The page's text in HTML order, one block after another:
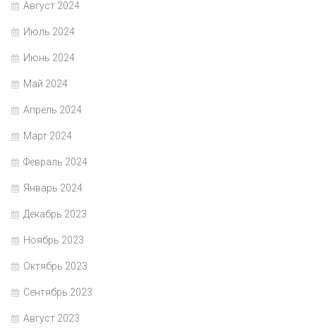
Август 2024
Июль 2024
Июнь 2024
Май 2024
Апрель 2024
Март 2024
Февраль 2024
Январь 2024
Декабрь 2023
Ноябрь 2023
Октябрь 2023
Сентябрь 2023
Август 2023